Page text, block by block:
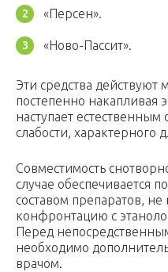
«Персен».
«Ново-Пассит».
Эти средства действуют
постепенно накапливая
наступает естественным
слабости, характерного
Совместимость
случае обеспечивается
составом препаратов,
конфронтацию с
Перед
необходимо
врачом.